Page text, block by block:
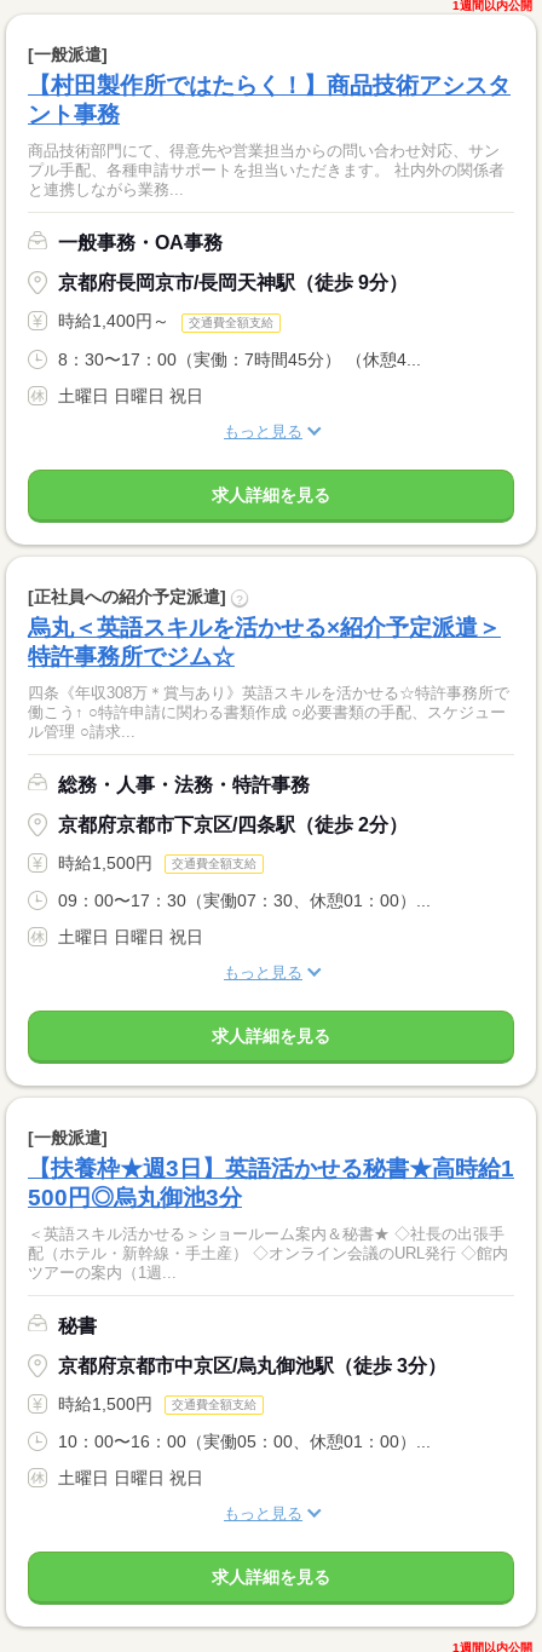
1週間以内公開
[一般派遣]
【村田製作所ではたらく！】商品技術アシスタ
ント事務
商品技術部門にて、得意先や営業担当からの問い合わせ対応、サン
プル手配、各種申請サポートを担当いただきます。 社内外の関係者
と連携しながら業務...
一般事務・OA事務
京都府長岡京市/長岡天神駅（徒歩 9分）
時給1,400円～ 交通費全額支給
8：30〜17：00（実働：7時間45分） （休憩4...
土曜日 日曜日 祝日
もっと見る
求人詳細を見る
[正社員への紹介予定派遣] ?
烏丸＜英語スキルを活かせる×紹介予定派遣＞
特許事務所でジム☆
四条《年収308万＊賞与あり》英語スキルを活かせる☆特許事務所で
働こう↑ ○特許申請に関わる書類作成 ○必要書類の手配、スケジュー
ル管理 ○請求...
総務・人事・法務・特許事務
京都府京都市下京区/四条駅（徒歩 2分）
時給1,500円 交通費全額支給
09：00〜17：30（実働07：30、休憩01：00）...
土曜日 日曜日 祝日
もっと見る
求人詳細を見る
[一般派遣]
【扶養枠★週3日】英語活かせる秘書★高時給1
500円◎烏丸御池3分
＜英語スキル活かせる＞ショールーム案内＆秘書★ ◇社長の出張手
配（ホテル・新幹線・手土産） ◇オンライン会議のURL発行 ◇館内
ツアーの案内（1週...
秘書
京都府京都市中京区/烏丸御池駅（徒歩 3分）
時給1,500円 交通費全額支給
10：00〜16：00（実働05：00、休憩01：00）...
土曜日 日曜日 祝日
もっと見る
求人詳細を見る
1週間以内公開